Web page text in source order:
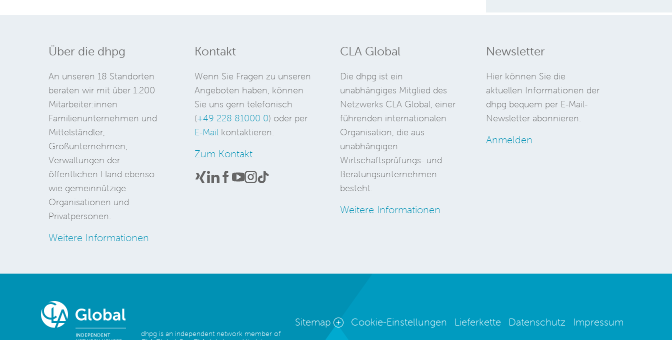
Über die dhpg
An unseren 18 Standorten
beraten wir mit über 1.200
Mitarbeiter:innen
Familienunternehmen und
Mittelständler,
Großunternehmen,
Verwaltungen der
öffentlichen Hand ebenso
wie gemeinnützige
Organisationen und
Privatpersonen.
Weitere Informationen
Kontakt
Wenn Sie Fragen zu unseren
Angeboten haben, können
Sie uns gern telefonisch
(+49 228 81000 0) oder per
E-Mailkontaktieren.
Zum Kontakt
CLA Global
Die dhpg ist ein
unabhängiges Mitglied des
Netzwerks CLA Global, einer
führenden internationalen
Organisation, die aus
unabhängigen
Wirtschaftsprüfungs- und
Beratungsunternehmen
besteht.
Weitere Informationen
Newsletter
Hier können Sie die
aktuellen Informationen der
dhpg bequem per E-Mail-
Newsletter abonnieren.
Anmelden
dhpg is an independent network member of
Sitemap Cookie-Einstellungen Lieferkette Datenschutz Impressum